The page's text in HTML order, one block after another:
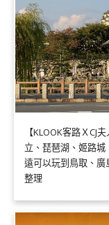
【KLOOK客路ＸCJ
立、琵琶湖、姬路
遠可以玩到鳥取、
整理